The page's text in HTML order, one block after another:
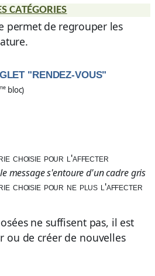
CATÉGORIES
permet de regrouper les
"RENDEZ-VOUS"
bloc)
choisie pour l'affecter
message s'entoure d'un cadre gris
choisie pour ne plus l'affecter
ne suffisent pas, il est
ou de créer de nouvelles